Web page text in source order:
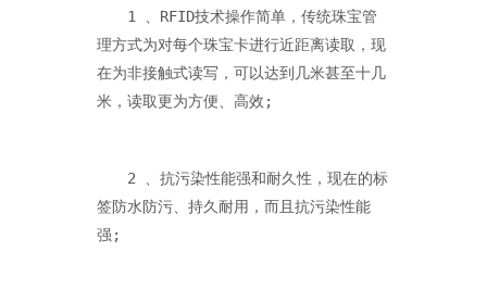
1 、RFID技术操作简单，传统珠宝管
理方式为对每个珠宝卡进行近距离读取，现
在为非接触式读写，可以达到几米甚至十几
米，读取更为方便、高效;
2 、抗污染性能强和耐久性，现在的标
签防水防污、持久耐用，而且抗污染性能
强;